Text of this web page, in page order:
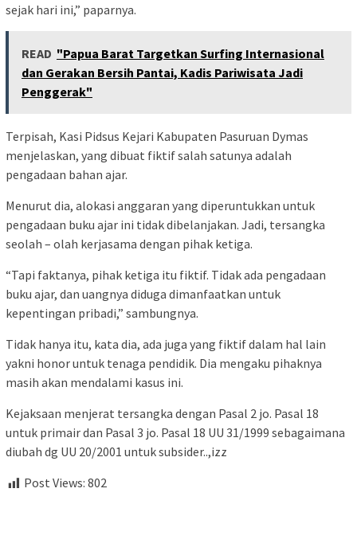
sejak hari ini,” paparnya.
READ "Papua Barat Targetkan Surfing Internasional
dan Gerakan Bersih Pantai, Kadis Pariwisata Jadi
Penggerak"
Terpisah, Kasi Pidsus Kejari Kabupaten Pasuruan Dymas
menjelaskan, yang dibuat fiktif salah satunya adalah
pengadaan bahan ajar.
Menurut dia, alokasi anggaran yang diperuntukkan untuk
pengadaan buku ajar ini tidak dibelanjakan. Jadi, tersangka
seolah – olah kerjasama dengan pihak ketiga.
“Tapi faktanya, pihak ketiga itu fiktif. Tidak ada pengadaan
buku ajar, dan uangnya diduga dimanfaatkan untuk
kepentingan pribadi,” sambungnya.
Tidak hanya itu, kata dia, ada juga yang fiktif dalam hal lain
yakni honor untuk tenaga pendidik. Dia mengaku pihaknya
masih akan mendalami kasus ini.
Kejaksaan menjerat tersangka dengan Pasal 2 jo. Pasal 18
untuk primair dan Pasal 3 jo. Pasal 18 UU 31/1999 sebagaimana
diubah dg UU 20/2001 untuk subsider..,izz
Post Views: 802